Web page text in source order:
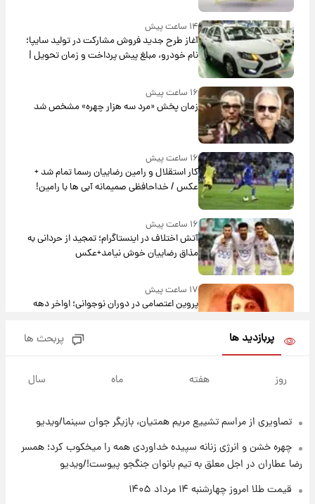
۱۴ ساعت پیش
آغاز طرح جدید فروش مشارکت در تولید سایپا؛
نام خودرو، مبلغ پیش پرداخت و زمان تحویل |
سود مشارکت چند درصد است؟
۱۶ ساعت پیش
زمان پخش «مرد سه هزار چهره» مشخص شد
۱۶ ساعت پیش
کار استقلال و رامین رضاییان رسما تمام شد +
عکس / خداحافظی صمیمانه آبی ها با رامین!
۱۶ ساعت پیش
آتش اختلاف در اینستاگرام؛ تمجید از حردانی به
مذاق رضاییان خوش نیامد+عکس
۱۷ ساعت پیش
پروین اعتصامی در دوران نوجوانی؛ اواخر دهه
هسته‌ای در آسمان ظاهر شد
۱۷ ساعت پیش
کرد
۱۹ ساعت پیش
پربازدید ها پربحث ها
روز هفته ماه سال
تصاویری از مراسم تشییع مریم همتیان، بازیگر جوان سینما/ویدیو
چهره خشن و انرژی زنانه سپیده خداوردی همه را میخکوب کرد؛ همسر
رضا عطاران در اجل معلق به تیم بانوان جنگجو پیوست!/ویدیو
قیمت طلا امروز چهارشنبه ۱۴ مرداد ۱۴۰۵